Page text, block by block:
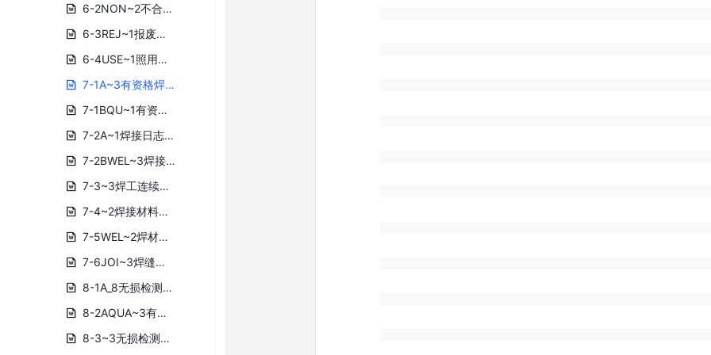
6-2NON~2不合格报告.DOC
6-3REJ~1报废标签.DOC
6-4USE~1照用标签.DOC
7-1A~3有资格焊工列表.dot.docx
7-1BQU~1有资格焊接操作工列表.DOC
7-2A~1焊接日志.doc
7-2BWEL~3焊接记录.DOC
7-3~3焊工连续操作记录.dot.docx
7-4~2焊接材料发放清单.DOC
7-5WEL~2焊材领用单.DOC
7-6JOI~3焊缝识别卡.DOC
8-1A_8无损检测人员资格记录.docx
8-2AQUA~3有资格损检查人员名单.docx
8-3~3无损检测人员视力检查记录.DOC